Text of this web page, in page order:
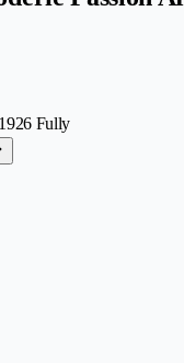
1926 Fully